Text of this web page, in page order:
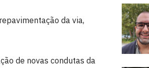
da via,
de novas condutas da